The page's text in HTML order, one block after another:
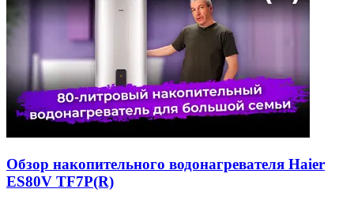
Обзор накопительного водонагревателя Haier
ES80V TF7P(R)